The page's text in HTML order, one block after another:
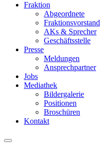
Fraktion
Abgeordnete
Fraktions­vorstand
AKs & Sprecher
Geschäftsstelle
Presse
Meldungen
Ansprechpartner
Jobs
Mediathek
Bildergalerie
Positionen
Broschüren
Kontakt